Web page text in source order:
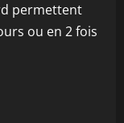
permettent
ou en 2 fois